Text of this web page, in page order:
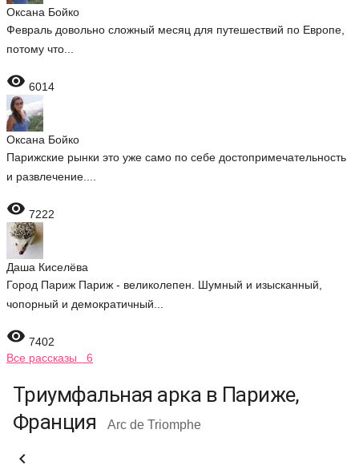
Оксана Бойко
Февраль довольно сложный месяц для путешествий по Европе,
потому что...
 6014
Оксана Бойко
Парижские рынки это уже само по себе достопримечательность
и развлечение....
 7222
Даша Киселёва
Город Париж Париж - великолепен. Шумный и изысканный,
чопорный и демократичный...
 7402
Все рассказы 6
Триумфальная арка в Париже,
Франция
Arc de Triomphe
